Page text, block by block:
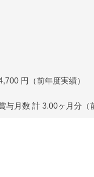
円（前年度実績）
月数 計 3.00ヶ月分（